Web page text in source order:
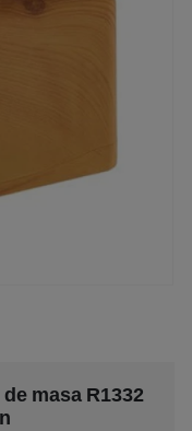
masa R1332